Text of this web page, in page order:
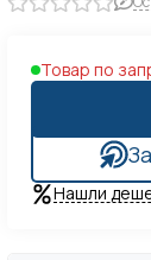
Товар по
Нашли